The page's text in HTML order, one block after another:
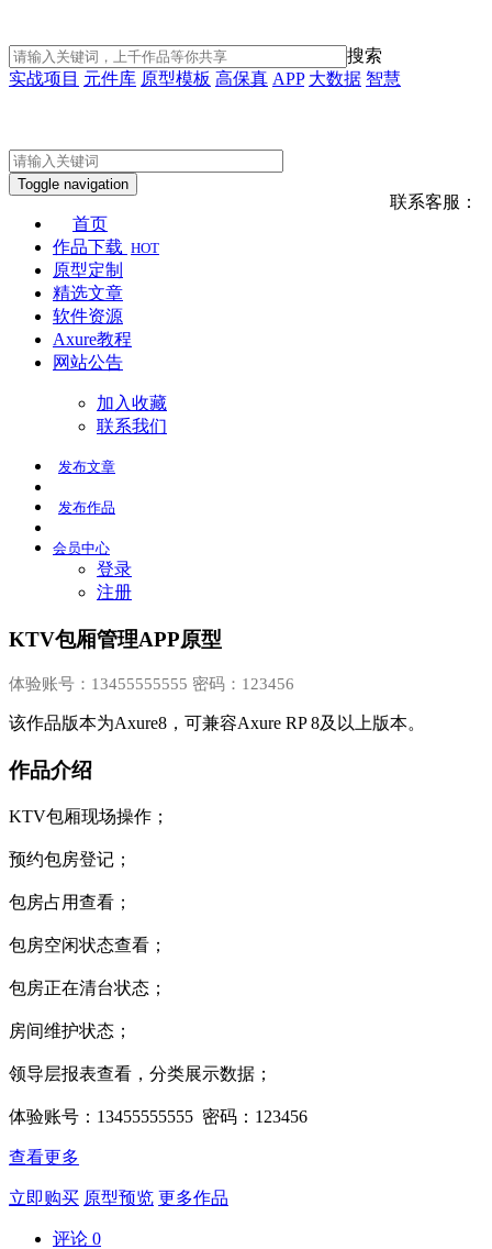
搜索
实战项目 元件库 原型模板 高保真 APP 大数据 智慧
联系客服：
Toggle navigation
首页
作品下载 HOT
原型定制
精选文章
软件资源
Axure教程
网站公告
加入收藏
联系我们
发布文章
发布作品
会员中心
登录
注册
KTV包厢管理APP原型
体验账号：13455555555 密码：123456
该作品版本为Axure8，可兼容Axure RP 8及以上版本。
作品介绍
KTV包厢现场操作；
预约包房登记；
包房占用查看；
包房空闲状态查看；
包房正在清台状态；
房间维护状态；
领导层报表查看，分类展示数据；
体验账号：13455555555 密码：123456
查看更多
立即购买 原型预览 更多作品
评论 0